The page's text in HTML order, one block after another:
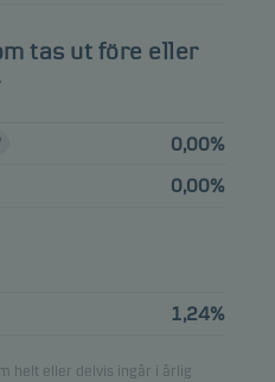
är fördröjda med 1 månad.
tas ut före eller
0,00%
0,00%
1,24%
helt eller delvis ingår i årlig